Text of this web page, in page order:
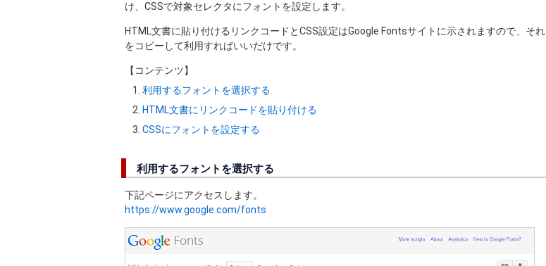
け、CSSで対象セレクタにフォントを設定します。
HTML文書に貼り付けるリンクコードとCSS設定はGoogle Fontsサイトに示されますので、それ
をコピーして利用すればいいだけです。
【コンテンツ】
利用するフォントを選択する
HTML文書にリンクコードを貼り付ける
CSSにフォントを設定する
利用するフォントを選択する
下記ページにアクセスします。
https://www.google.com/fonts